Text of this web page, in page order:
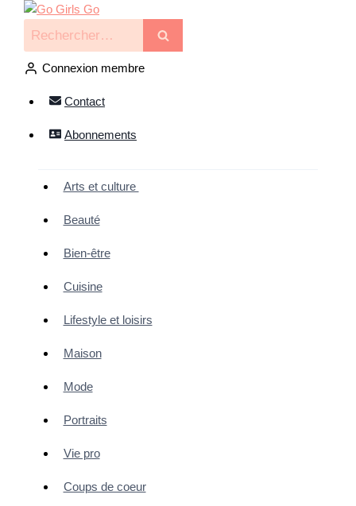
Connexion membre
Contact
Abonnements
Arts et culture
Beauté
Bien-être
Cuisine
Lifestyle et loisirs
Maison
Mode
Portraits
Vie pro
Coups de coeur